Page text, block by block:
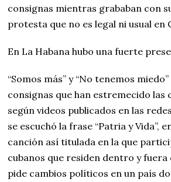
consignas mientras grababan con
protesta que no es legal ni usual en
En La Habana hubo una fuerte
“Somos más” y “No tenemos
consignas que han estremecido las
según videos publicados en las
se escuchó la frase “Patria y Vida”,
canción así titulada en la que
cubanos que residen dentro y fuera
pide cambios políticos en un país